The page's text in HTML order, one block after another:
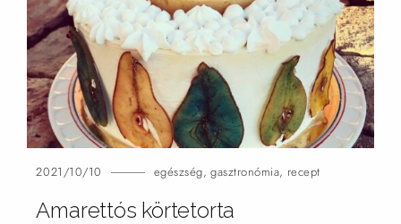
2021/10/10 egészség,gasztronómia, recept
Amarettós körtetorta